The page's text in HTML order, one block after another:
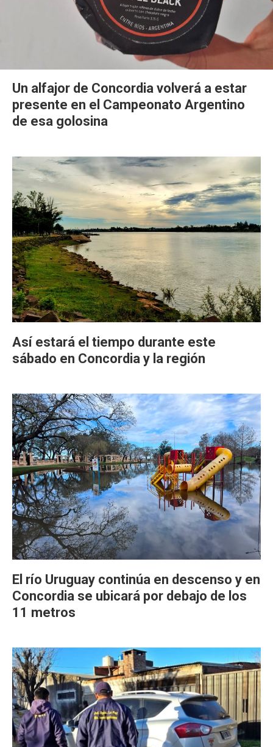
Un alfajor de Concordia volverá a estar
presente en el Campeonato Argentino
de esa golosina
Así estará el tiempo durante este
sábado en Concordia y la región
El río Uruguay continúa en descenso y en
Concordia se ubicará por debajo de los
11 metros